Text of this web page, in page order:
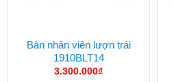
Bàn nhân viên lượn trái
1910BLT14
3.300.000₫